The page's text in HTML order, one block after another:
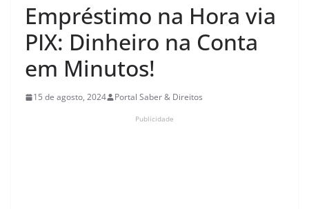
Empréstimo na Hora via
PIX: Dinheiro na Conta
em Minutos!
15 de agosto, 2024 Portal Saber & Direitos
Publicidade